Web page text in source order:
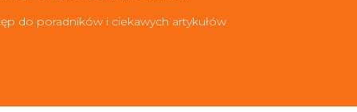
do poradników i ciekawych artykułów